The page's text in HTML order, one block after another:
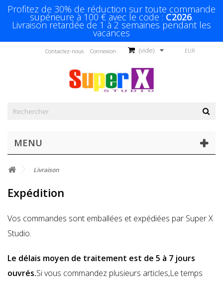
Profitez de 30% de réduction sur toute commande
supérieure à 100 € avec le code : C2026.
Livraison retardée de 1 à 2 semaines pendant les
vacances
EUR
(vide)
Connexion
Contactez-nous
MENU
Livraison
Expédition
Vos commandes sont emballées et expédiées par Super X
Studio.
Le délais moyen de traitement est de 5 à 7 jours
ouvrés.Si vous commandez plusieurs articles,Le temps